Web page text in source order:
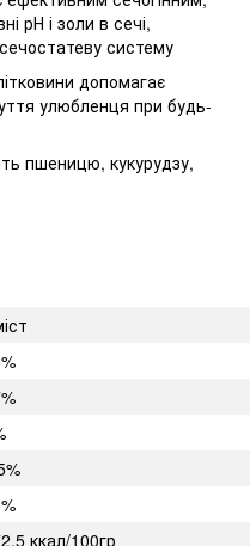
рН і золи в сечі,
систему
допомагає
улюбленця при будь-
пшеницю, кукурудзу,
ккал/100гр